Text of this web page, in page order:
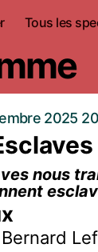
Tous les
2025
nous
Bernard